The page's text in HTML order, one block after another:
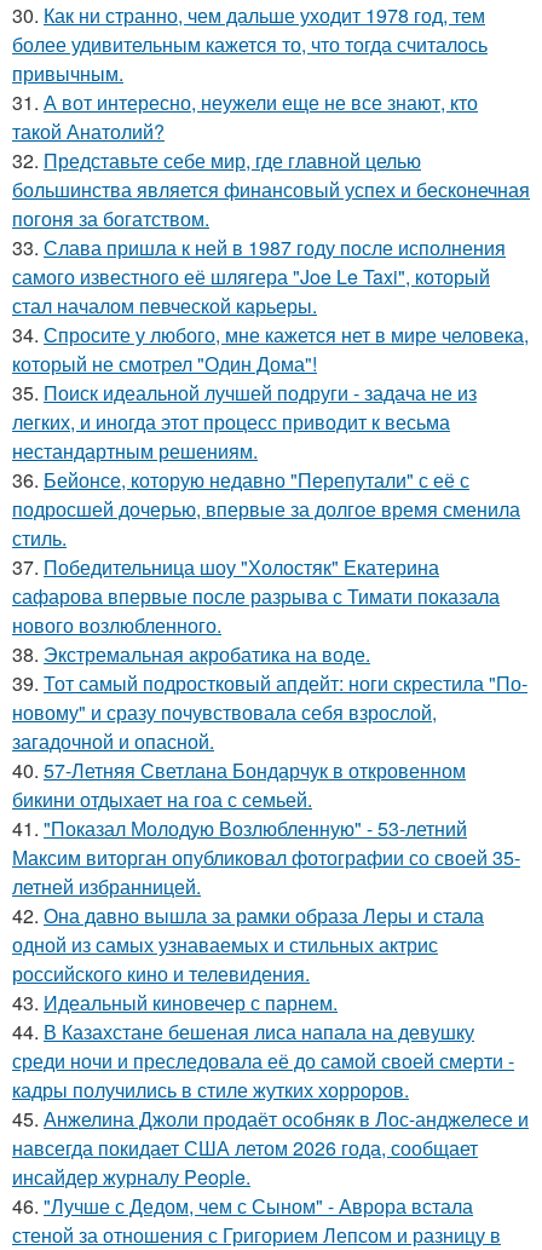
30. Как ни странно, чем дальше уходит 1978 год, тем
более удивительным кажется то, что тогда считалось
привычным.
31. А вот интересно, неужели еще не все знают, кто
такой Анатолий?
32. Представьте себе мир, где главной целью
большинства является финансовый успех и бесконечная
погоня за богатством.
33. Слава пришла к ней в 1987 году после исполнения
самого известного её шлягера "Joe Le Taxi", который
стал началом певческой карьеры.
34. Спросите у любого, мне кажется нет в мире человека,
который не смотрел "Один Дома"!
35. Поиск идеальной лучшей подруги - задача не из
легких, и иногда этот процесс приводит к весьма
нестандартным решениям.
36. Бейонсе, которую недавно "Перепутали" с её с
подросшей дочерью, впервые за долгое время сменила
стиль.
37. Победительница шоу "Холостяк" Екатерина
сафарова впервые после разрыва с Тимати показала
нового возлюбленного.
38. Экстремальная акробатика на воде.
39. Тот самый подростковый апдейт: ноги скрестила "По-
новому" и сразу почувствовала себя взрослой,
загадочной и опасной.
40. 57-Летняя Светлана Бондарчук в откровенном
бикини отдыхает на гоа с семьей.
41. "Показал Молодую Возлюбленную" - 53-летний
Максим виторган опубликовал фотографии со своей 35-
летней избранницей.
42. Она давно вышла за рамки образа Леры и стала
одной из самых узнаваемых и стильных актрис
российского кино и телевидения.
43. Идеальный киновечер с парнем.
44. В Казахстане бешеная лиса напала на девушку
среди ночи и преследовала её до самой своей смерти -
кадры получились в стиле жутких хорроров.
45. Анжелина Джоли продаёт особняк в Лос-анджелесе и
навсегда покидает США летом 2026 года, сообщает
инсайдер журналу People.
46. "Лучше с Дедом, чем с Сыном" - Аврора встала
стеной за отношения с Григорием Лепсом и разницу в